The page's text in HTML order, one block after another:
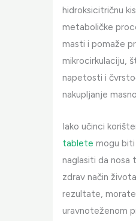
hidroksicitričnu
metaboličke
masti i pomaže
mikrocirkulaciju,
napetosti i
nakupljanje
Iako učinci
tablete mogu
naglasiti da nosa
zdrav način
rezultate,
uravnoteženom